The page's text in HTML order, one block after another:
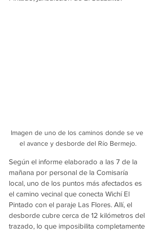
Imagen de uno de los caminos donde se ve
el avance y desborde del Río Bermejo.
Según el informe elaborado a las 7 de la
mañana por personal de la Comisaría
local, uno de los puntos más afectados es
el camino vecinal que conecta Wichí El
Pintado con el paraje Las Flores. Allí, el
desborde cubre cerca de 12 kilómetros del
trazado, lo que imposibilita completamente